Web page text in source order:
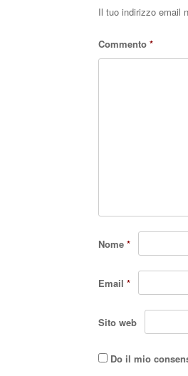
Il tuo indirizzo email
Commento *
Nome *
Email *
Sito web
Do il mio